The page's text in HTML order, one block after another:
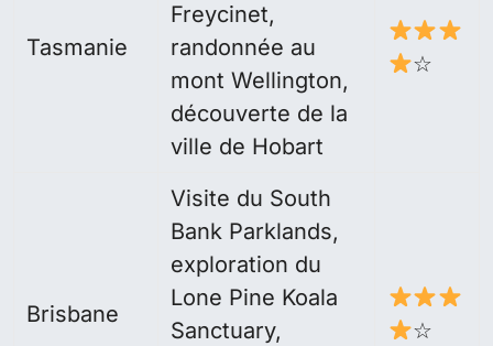
Tasmanie
Freycinet,
randonnée au
mont Wellington,
découverte de la
ville de Hobart
☆
Brisbane
Visite du South
Bank Parklands,
exploration du
Lone Pine Koala
Sanctuary,
☆